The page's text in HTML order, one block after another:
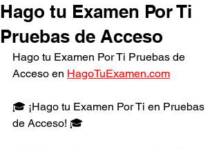
Hago tu Examen Por Ti
Pruebas de Acceso
Hago tu Examen Por Ti Pruebas de
Acceso en HagoTuExamen.com
🎓 ¡Hago tu Examen Por Ti en Pruebas
de Acceso! 🎓